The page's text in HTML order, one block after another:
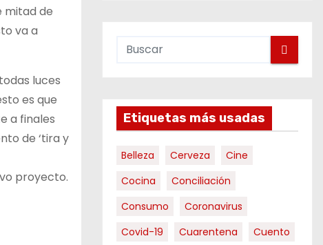
mitad de
va a
luces
es que
a finales
de ‘tira y
proyecto.
Etiquetas más usadas
Belleza Cerveza
Cine
Cocina
Conciliación
Consumo
Coronavirus
Covid-19
Cuarentena
Cuento